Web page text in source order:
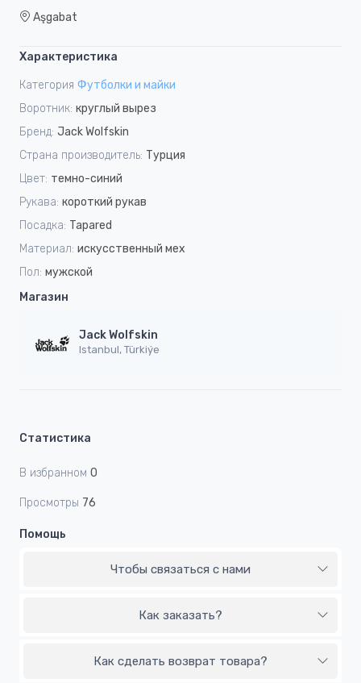
Aşgabat
Характеристика
Категория Футболки и майки
Воротник: круглый вырез
Бренд: Jack Wolfskin
Страна производитель: Турция
Цвет: темно-синий
Рукава: короткий рукав
Посадка: Tapared
Материал: искусственный мех
Пол: мужской
Магазин
Jack Wolfskin
Istanbul, Türkiýe
Статистика
В избранном 0
Просмотры 76
Помощь
Чтобы связаться с нами
Как заказать?
Как сделать возврат товара?